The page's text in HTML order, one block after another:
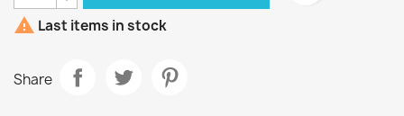
 Last items in stock
Share